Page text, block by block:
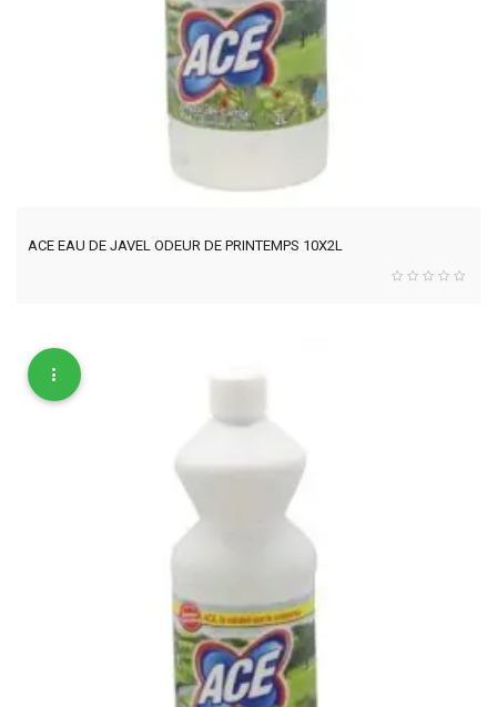
ACE EAU DE JAVEL ODEUR DE PRINTEMPS 10X2L